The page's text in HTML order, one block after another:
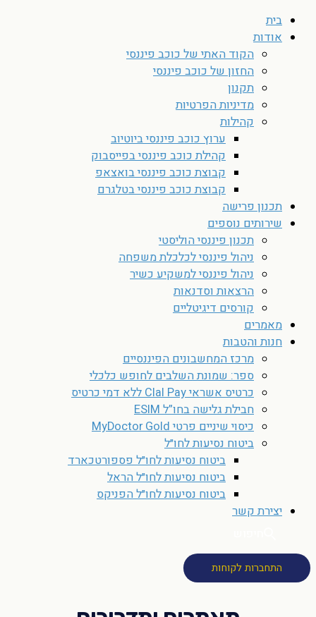
בית
אודות
הקוד האתי של כוכב פיננסי
החזון של כוכב פיננסי
תקנון
מדיניות הפרטיות
קהילות
ערוץ כוכב פיננסי ביוטיוב
קהילת כוכב פיננסי בפייסבוק
קבוצת כוכב פיננסי בואצאפ
קבוצת כוכב פיננסי בטלגרם
תכנון פרישה
שירותים נוספים
תכנון פיננסי הוליסטי
ניהול פיננסי לכלכלת משפחה
ניהול פיננסי למשקיע כשיר
הרצאות וסדנאות
קורסים דיגיטליים
מאמרים
חנות והטבות
מרכז המחשבונים הפיננסיים
ספר: שמונת השלבים לחופש כלכלי
כרטיס אשראי Clal Pay ללא דמי כרטיס
חבילת גלישה בחו”ל ESIM
כיסוי שיניים פרטי MyDoctor Gold
ביטוח נסיעות לחו״ל
ביטוח נסיעות לחו״ל פספורטכארד
ביטוח נסיעות לחו״ל הראל
ביטוח נסיעות לחו״ל הפניקס
יצירת קשר
התחברות לקוחות